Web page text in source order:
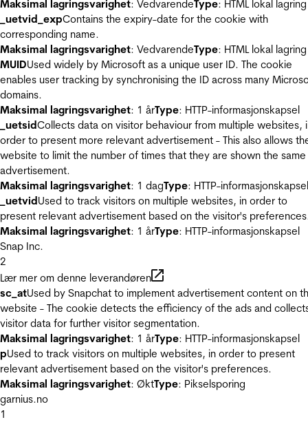
Maksimal lagringsvarighet: VedvarendeType: HTML lokal lagring
_uetvid_expContains the expiry-date for the cookie with
corresponding name.
Maksimal lagringsvarighet: VedvarendeType: HTML lokal lagring
MUIDUsed widely by Microsoft as a unique user ID. The cookie
enables user tracking by synchronising the ID across many
domains.
Maksimal lagringsvarighet: 1 årType: HTTP-informasjonskapsel
_uetsidCollects data on visitor behaviour from multiple websites,
order to present more relevant advertisement - This also allows
website to limit the number of times that they are shown the same
advertisement.
Maksimal lagringsvarighet: 1 dagType: HTTP-informasjonskapsel
_uetvidUsed to track visitors on multiple websites, in order to
present relevant advertisement based on the visitor's
Maksimal lagringsvarighet: 1 årType: HTTP-informasjonskapsel
Snap Inc.
2
Lær mer om denne leverandøren
sc_atUsed by Snapchat to implement advertisement content on
website - The cookie detects the efficiency of the ads and
visitor data for further visitor segmentation.
Maksimal lagringsvarighet: 1 årType: HTTP-informasjonskapsel
pUsed to track visitors on multiple websites, in order to present
relevant advertisement based on the visitor's preferences.
Maksimal lagringsvarighet: ØktType: Pikselsporing
garnius.no
1